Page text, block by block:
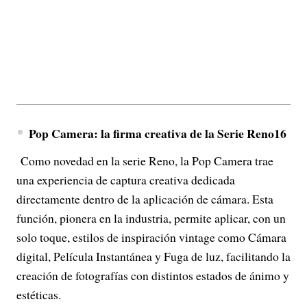
Pop Camera: la firma creativa de la Serie Reno16
Como novedad en la serie Reno, la Pop Camera trae
una experiencia de captura creativa dedicada
directamente dentro de la aplicación de cámara. Esta
función, pionera en la industria, permite aplicar, con un
solo toque, estilos de inspiración vintage como Cámara
digital, Película Instantánea y Fuga de luz, facilitando la
creación de fotografías con distintos estados de ánimo y
estéticas.